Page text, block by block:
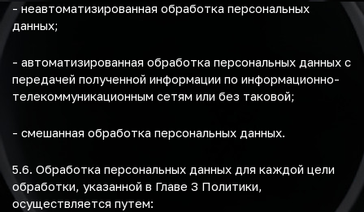
- неавтоматизированная обработка персональных
данных;
- автоматизированная обработка персональных данных с
передачей полученной информации по информационно-
телекоммуникационным сетям или без таковой;
- смешанная обработка персональных данных.
5.6. Обработка персональных данных для каждой цели
обработки, указанной в Главе 3 Политики,
осуществляется путем: